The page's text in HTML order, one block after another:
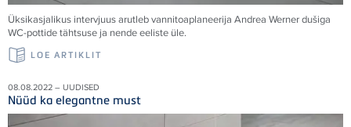
Üksikasjalikus intervjuus arutleb vannitoaplaneerija Andrea Werner dušiga
WC-pottide tähtsuse ja nende eeliste üle.
LOE ARTIKLIT
08.08.2022 – UUDISED
Nüüd ka elegantne must